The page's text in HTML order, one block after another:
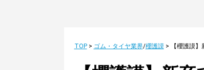
TOP> ゴム・タイヤ業界/櫻護謨>